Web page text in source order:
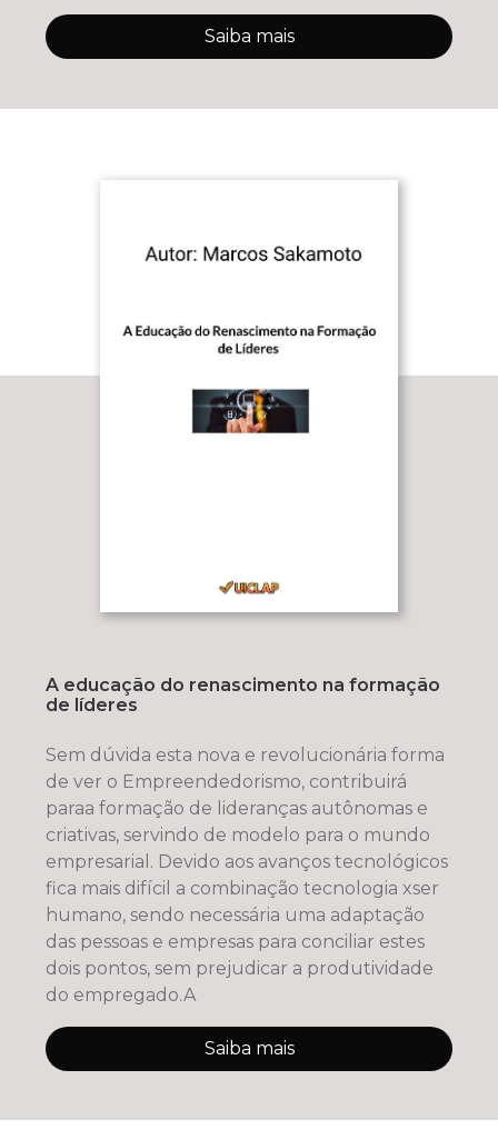
êxito
Saiba mais
A educação do renascimento na formação
de líderes
Sem dúvida esta nova e revolucionária forma
de ver o Empreendedorismo, contribuirá
paraa formação de lideranças autônomas e
criativas, servindo de modelo para o mundo
empresarial. Devido aos avanços tecnológicos
fica mais difícil a combinação tecnologia xser
humano, sendo necessária uma adaptação
das pessoas e empresas para conciliar estes
dois pontos, sem prejudicar a produtividade
do empregado.A
Saiba mais